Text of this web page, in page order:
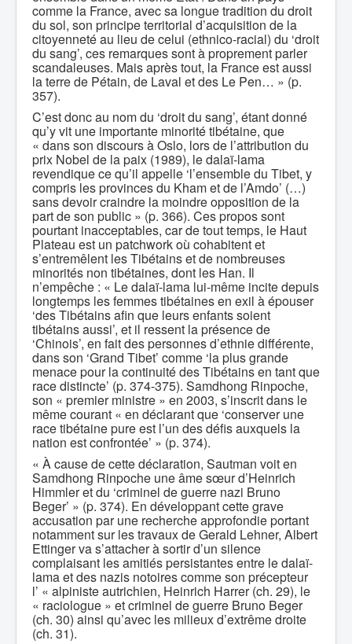
comme la France, avec sa longue tradition du droit
du sol, son principe territorial d’acquisition de la
citoyenneté au lieu de celui (ethnico-racial) du ‘droit
du sang’, ces remarques sont à proprement parler
scandaleuses. Mais après tout, la France est aussi
la terre de Pétain, de Laval et des Le Pen… » (p.
357).
C’est donc au nom du ‘droit du sang’, étant donné
qu’y vit une importante minorité tibétaine, que
« dans son discours à Oslo, lors de l’attribution du
prix Nobel de la paix (1989), le dalaï-lama
revendique ce qu’il appelle ‘l’ensemble du Tibet, y
compris les provinces du Kham et de l’Amdo’ (…)
sans devoir craindre la moindre opposition de la
part de son public » (p. 366). Ces propos sont
pourtant inacceptables, car de tout temps, le Haut
Plateau est un patchwork où cohabitent et
s’entremêlent les Tibétains et de nombreuses
minorités non tibétaines, dont les Han. Il
n’empêche : « Le dalaï-lama lui-même incite depuis
longtemps les femmes tibétaines en exil à épouser
‘des Tibétains afin que leurs enfants soient
tibétains aussi’, et il ressent la présence de
‘Chinois’, en fait des personnes d’ethnie différente,
dans son ‘Grand Tibet’ comme ‘la plus grande
menace pour la continuité des Tibétains en tant que
race distincte’ (p. 374-375). Samdhong Rinpoche,
son « premier ministre » en 2003, s’inscrit dans le
même courant « en déclarant que ‘conserver une
race tibétaine pure est l’un des défis auxquels la
nation est confrontée’ » (p. 374).
« À cause de cette déclaration, Sautman voit en
Samdhong Rinpoche une âme sœur d’Heinrich
Himmler et du ‘criminel de guerre nazi Bruno
Beger’ » (p. 374). En développant cette grave
accusation par une recherche approfondie portant
notamment sur les travaux de Gerald Lehner, Albert
Ettinger va s’attacher à sortir d’un silence
complaisant les amitiés persistantes entre le dalaï-
lama et des nazis notoires comme son précepteur
l’ « alpiniste autrichien, Heinrich Harrer (ch. 29), le
« raciologue » et criminel de guerre Bruno Beger
(ch. 30) ainsi qu’avec les milieux d’extrême droite
(ch. 31).